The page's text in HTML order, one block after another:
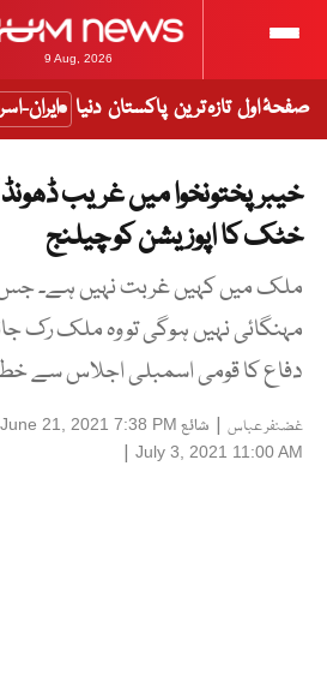
9 Aug, 2026
صفحۂ اول تازہ ترین پاکستان دنیا ایران-
خیبرپختونخوا میں غریب ڈھونڈ
خٹک کا اپوزیشن کو چیلنج
ملک میں کہیں غربت نہیں ہے۔
مہنگائی نہیں ہوگی تو وہ ملک رک
دفاع کا قومی اسمبلی اجلاس سے
غضنفر عباس | شائع June 21, 2021 7:38 PM
July 3, 2021 11:00 AM
|